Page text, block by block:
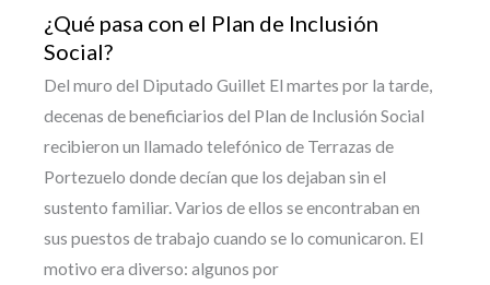
¿Qué pasa con el Plan de Inclusión
Social?
Del muro del Diputado Guillet El martes por la tarde,
decenas de beneficiarios del Plan de Inclusión Social
recibieron un llamado telefónico de Terrazas de
Portezuelo donde decían que los dejaban sin el
sustento familiar. Varios de ellos se encontraban en
sus puestos de trabajo cuando se lo comunicaron. El
motivo era diverso: algunos por